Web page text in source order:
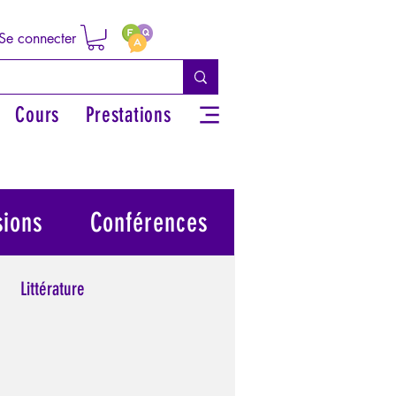
connecter
Cours Prestations
Littérature
Conférences